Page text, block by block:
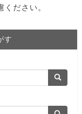
ださい。
す